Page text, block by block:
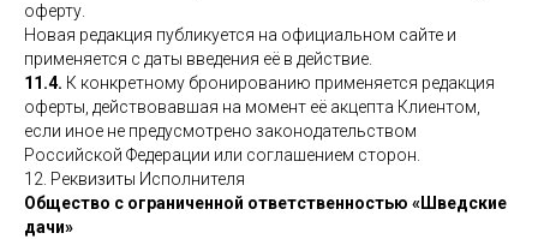
оферту.
Новая редакция публикуется на официальном сайте и
применяется с даты введения её в действие.
11.4. К конкретному бронированию применяется редакция
оферты, действовавшая на момент её акцепта Клиентом,
если иное не предусмотрено законодательством
Российской Федерации или соглашением сторон.
12. Реквизиты Исполнителя
Общество с ограниченной ответственностью «Шведские
дачи»